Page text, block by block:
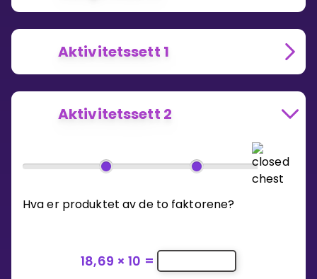
Aktivitetssett 1
Aktivitetssett 2
Hva er produktet av de to faktorene?
18,69 ×10 =